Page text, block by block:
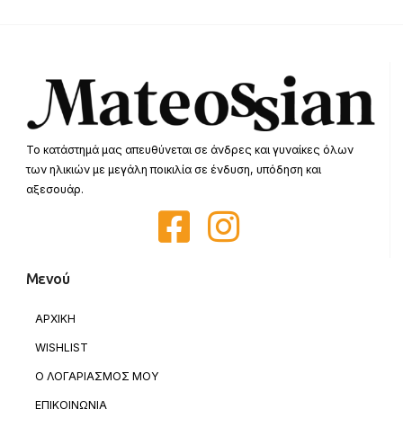
Το κατάστημά μας απευθύνεται σε άνδρες και γυναίκες όλων
των ηλικιών με μεγάλη ποικιλία σε ένδυση, υπόδηση και
αξεσουάρ.
Μενού
ΑΡΧΙΚΗ
WISHLIST
Ο ΛΟΓΑΡΙΑΣΜΟΣ ΜΟΥ
ΕΠΙΚΟΙΝΩΝΙΑ